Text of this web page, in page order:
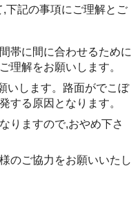
下記の事項にご理解とご
帯に間に合わせるために
理解をお願いします。
いします。路面がでこぼ
する原因となります。
りますので,おやめ下さ
のご協力をお願いいたし